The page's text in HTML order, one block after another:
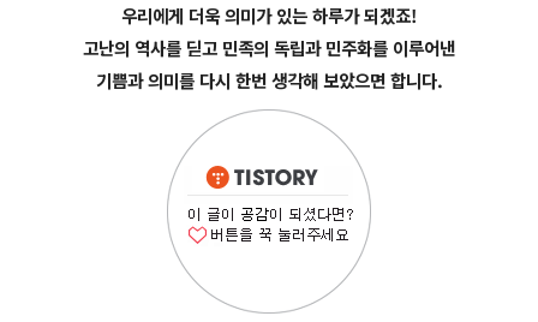
우리에게 더욱 의미가 있는 하루가 되겠죠!
고난의 역사를 딛고 민족의 독립과 민주화를 이루어낸
기쁨과 의미를 다시 한번 생각해 보았으면 합니다.